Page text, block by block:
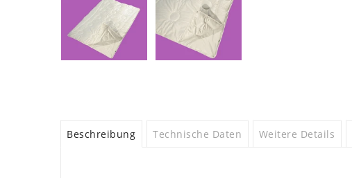
Beschreibung Technische Daten Weitere Details